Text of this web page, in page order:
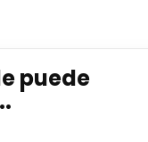
puede